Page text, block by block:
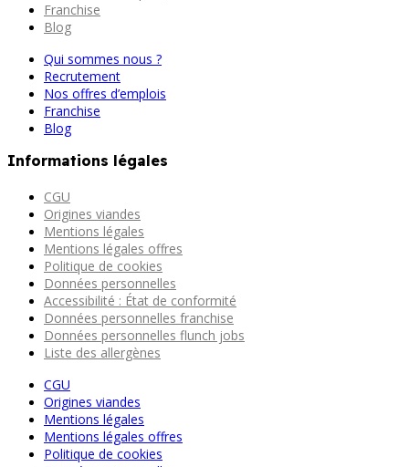
Franchise
Blog
Qui sommes nous ?
Recrutement
Nos offres d’emplois
Franchise
Blog
Informations légales
CGU
Origines viandes
Mentions légales
Mentions légales offres
Politique de cookies
Données personnelles
Accessibilité : État de conformité
Données personnelles franchise
Données personnelles flunch jobs
Liste des allergènes
CGU
Origines viandes
Mentions légales
Mentions légales offres
Politique de cookies